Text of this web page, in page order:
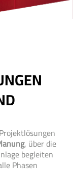
, über die
be­gleiten
Phasen